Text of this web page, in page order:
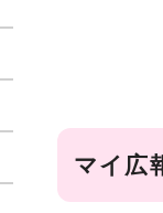
マイ広